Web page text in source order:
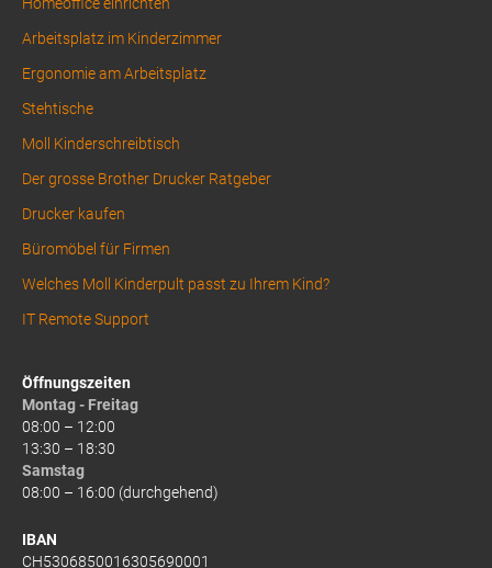
Arbeitsplatz im Kinderzimmer
Ergonomie am Arbeitsplatz
Stehtische
Moll Kinderschreibtisch
Der grosse Brother Drucker Ratgeber
Drucker kaufen
Büromöbel für Firmen
Welches Moll Kinderpult passt zu Ihrem Kind?
IT Remote Support
Öffnungszeiten
Montag - Freitag
08:00 – 12:00
13:30 – 18:30
Samstag
08:00 – 16:00 (durchgehend)
IBAN
CH5306850016305690001